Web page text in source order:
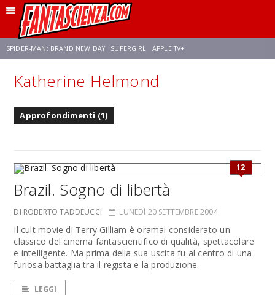
SPIDER-MAN: BRAND NEW DAY SUPERGIRL APPLE TV+
FRANCO RICCIARDIELLO ZENDAYA STAR TREK
Katherine Helmond
Approfondimenti (1)
12
Brazil. Sogno di libertà
DI ROBERTO TADDEUCCI LUNEDÌ 20 SETTEMBRE 2004
Il cult movie di Terry Gilliam è oramai considerato un
classico del cinema fantascientifico di qualità, spettacolare
e intelligente. Ma prima della sua uscita fu al centro di una
furiosa battaglia tra il regista e la produzione.
LEGGI